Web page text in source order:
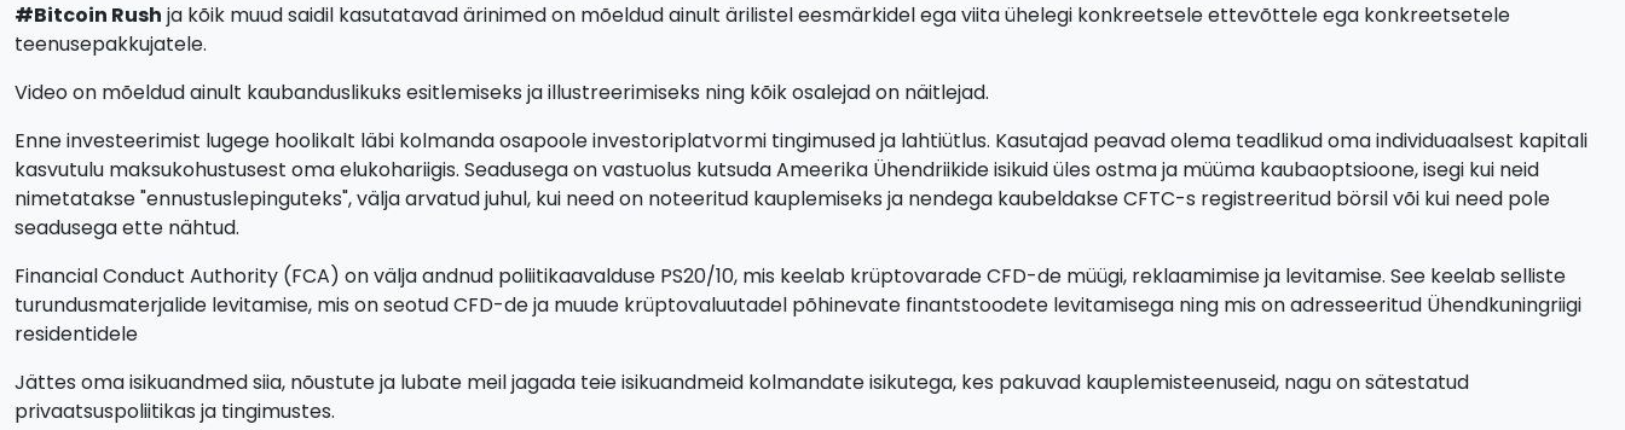
#Bitcoin Rush ja kõik muud saidil kasutatavad ärinimed on mõeldud ainult ärilistel eesmärkidel ega viita ühelegi konkreetsele ettevõttele ega konkreetsetele
teenusepakkujatele.
Video on mõeldud ainult kaubanduslikuks esitlemiseks ja illustreerimiseks ning kõik osalejad on näitlejad.
Enne investeerimist lugege hoolikalt läbi kolmanda osapoole investoriplatvormi tingimused ja lahtiütlus. Kasutajad peavad olema teadlikud oma individuaalsest kapitali
kasvutulu maksukohustusest oma elukohariigis. Seadusega on vastuolus kutsuda Ameerika Ühendriikide isikuid üles ostma ja müüma kaubaoptsioone, isegi kui neid
nimetatakse "ennustuslepinguteks", välja arvatud juhul, kui need on noteeritud kauplemiseks ja nendega kaubeldakse CFTC-s registreeritud börsil või kui need pole
seadusega ette nähtud.
Financial Conduct Authority (FCA) on välja andnud poliitikaavalduse PS20/10, mis keelab krüptovarade CFD-de müügi, reklaamimise ja levitamise. See keelab selliste
turundusmaterjalide levitamise, mis on seotud CFD-de ja muude krüptovaluutadel põhinevate finantstoodete levitamisega ning mis on adresseeritud Ühendkuningriigi
residentidele
Jättes oma isikuandmed siia, nõustute ja lubate meil jagada teie isikuandmeid kolmandate isikutega, kes pakuvad kauplemisteenuseid, nagu on sätestatud
privaatsuspoliitikas ja tingimustes.